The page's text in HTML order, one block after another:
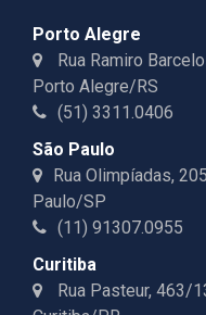
Porto Alegre
Rua Ramiro
Porto Alegre/RS
(51) 3311.0406
São Paulo
Rua Olimpíadas,
Paulo/SP
(11) 91307.0955
Curitiba
Rua Pasteur, 463/